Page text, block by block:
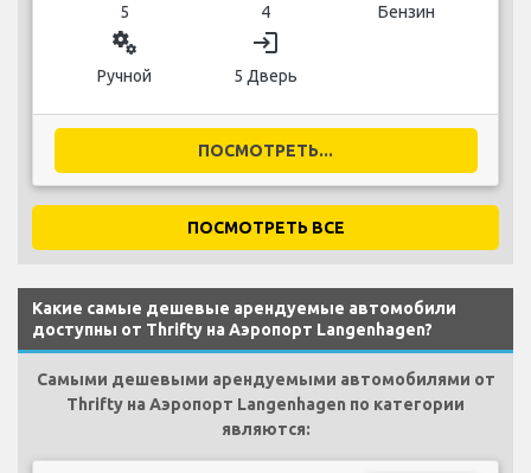
5 4 Бензин
miscellaneous_services
Ручной
login
5 Дверь
ПОСМОТРЕТЬ...
ПОСМОТРЕТЬ ВСЕ
Какие самые дешевые арендуемые автомобили
доступны от Thrifty на Аэропорт Langenhagen?
Самыми дешевыми арендуемыми автомобилями от
Thrifty на Аэропорт Langenhagen по категории
являются: